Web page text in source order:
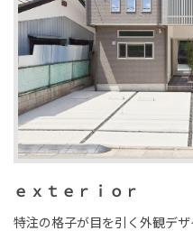
ｅｘｔｅｒｉｏｒ
特注の格子が目を引く外観デザ